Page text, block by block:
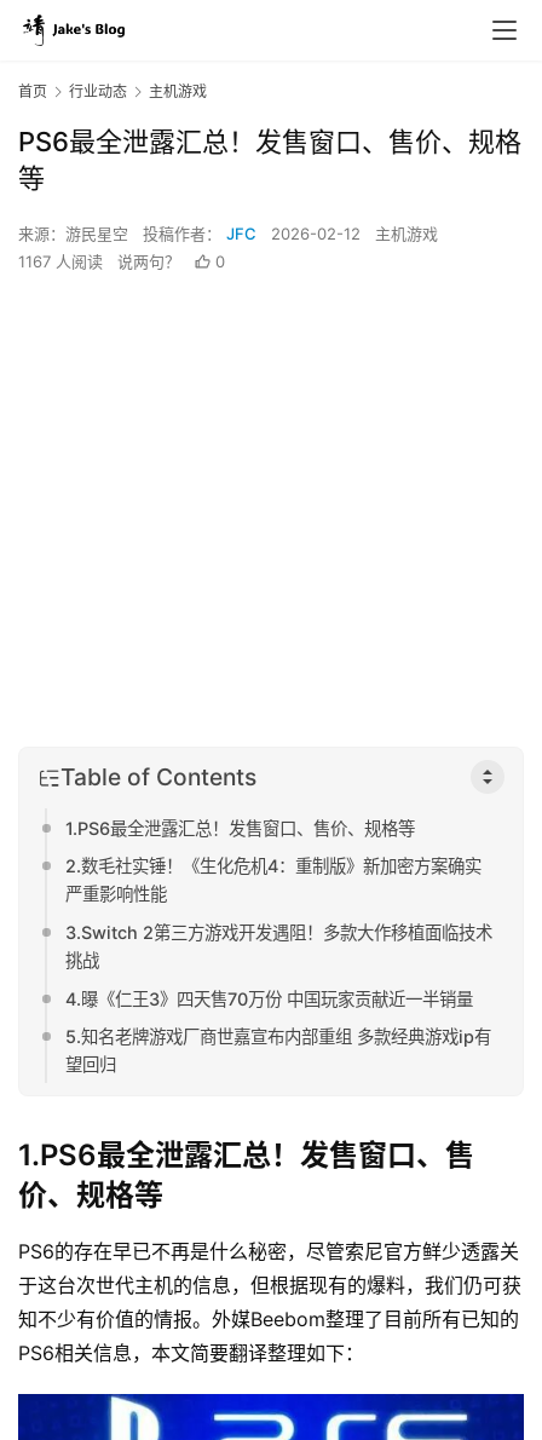
首页 行业动态 主机游戏
PS6最全泄露汇总！发售窗口、售价、规格
等
来源：游民星空 投稿作者： JFC 2026-02-12
主机游戏
1167 人阅读
说两句？ 0
Table of Contents
1.PS6最全泄露汇总！发售窗口、售价、规格等
2.数毛社实锤！《生化危机4：重制版》新加密方案确实
严重影响性能
3.Switch 2第三方游戏开发遇阻！多款大作移植面临技术
挑战
4.曝《仁王3》四天售70万份 中国玩家贡献近一半销量
5.知名老牌游戏厂商世嘉宣布内部重组 多款经典游戏ip有
望回归
1.PS6最全泄露汇总！发售窗口、售
价、规格等
PS6的存在早已不再是什么秘密，尽管索尼官方鲜少透露关
于这台次世代主机的信息，但根据现有的爆料，我们仍可获
知不少有价值的情报。外媒Beebom整理了目前所有已知的
PS6相关信息，本文简要翻译整理如下：